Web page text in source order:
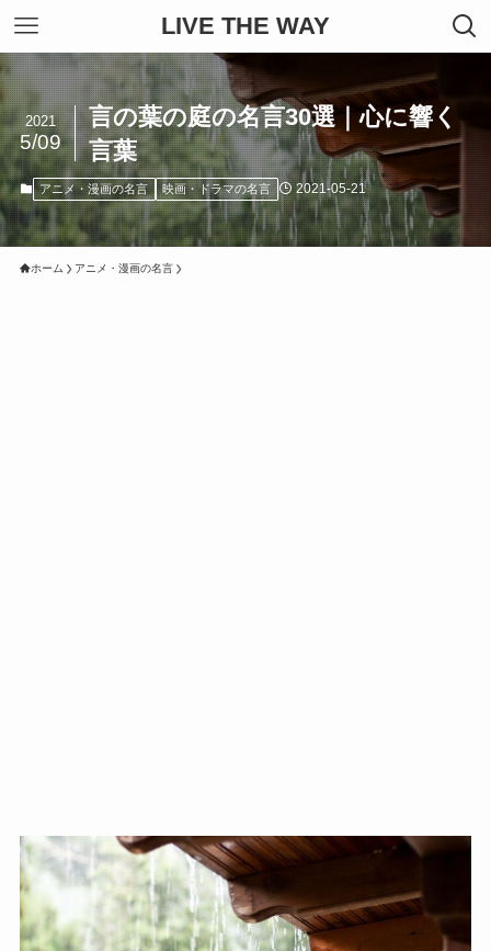
LIVE THE WAY
言の葉の庭の名言30選｜心に響く
言葉
2021
5/09
アニメ・漫画の名言 映画・ドラマの名言 2021-05-21
ホーム アニメ・漫画の名言